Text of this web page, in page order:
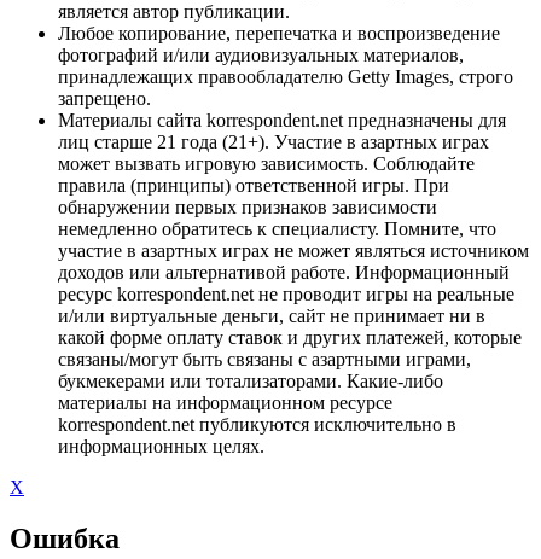
является автор публикации.
Любое копирование, перепечатка и воспроизведение
фотографий и/или аудиовизуальных материалов,
принадлежащих правообладателю Getty Images, строго
запрещено.
Материалы сайта korrespondent.net предназначены для
лиц старше 21 года (21+). Участие в азартных играх
может вызвать игровую зависимость. Соблюдайте
правила (принципы) ответственной игры. При
обнаружении первых признаков зависимости
немедленно обратитесь к специалисту. Помните, что
участие в азартных играх не может являться источником
доходов или альтернативой работе. Информационный
ресурс korrespondent.net не проводит игры на реальные
и/или виртуальные деньги, сайт не принимает ни в
какой форме оплату ставок и других платежей, которые
связаны/могут быть связаны с азартными играми,
букмекерами или тотализаторами. Какие-либо
материалы на информационном ресурсе
korrespondent.net публикуются исключительно в
информационных целях.
X
Ошибка